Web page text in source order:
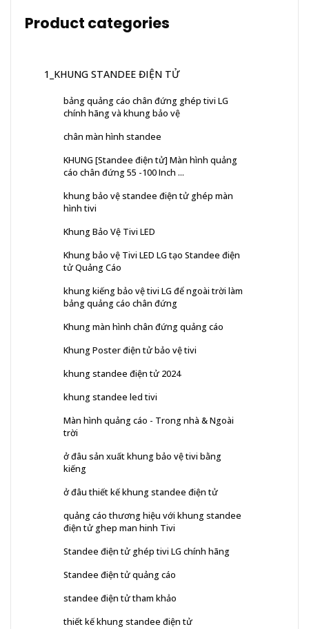
Product categories
1_KHUNG STANDEE ĐIỆN TỬ
bảng quảng cáo chân đứng ghép tivi LG
chính hãng và khung bảo vệ
chân màn hình standee
KHUNG [Standee điện tử] Màn hình quảng
cáo chân đứng 55 -100 Inch ...
khung bảo vệ standee điện tử ghép màn
hình tivi
Khung Bảo Vệ Tivi LED
Khung bảo vệ Tivi LED LG tạo Standee điện
tử Quảng Cáo
khung kiếng bảo vệ tivi LG để ngoài trời làm
bảng quảng cáo chân đứng
Khung màn hình chân đứng quảng cáo
Khung Poster điện tử bảo vệ tivi
khung standee điện tử 2024
khung standee led tivi
Màn hình quảng cáo - Trong nhà & Ngoài
trời
ở đâu sản xuất khung bảo vệ tivi bằng
kiếng
ở đâu thiết kế khung standee điện tử
quảng cáo thương hiệu với khung standee
điện tử ghep man hinh Tivi
Standee điện tử ghép tivi LG chính hãng
Standee điện tử quảng cáo
standee điện tử tham khảo
thiết kế khung standee điện tử